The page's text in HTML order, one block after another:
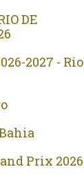
DE
2027 - Rio
Prix 2026